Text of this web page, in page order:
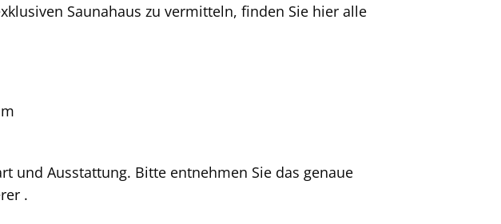
Saunahaus zu vermitteln, finden Sie hier alle
und Ausstattung. Bitte entnehmen Sie das genaue
.